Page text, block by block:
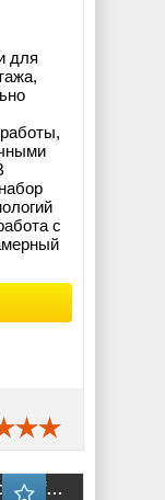
для
с
Corporate Presentation - Project for After Effects (.aep)